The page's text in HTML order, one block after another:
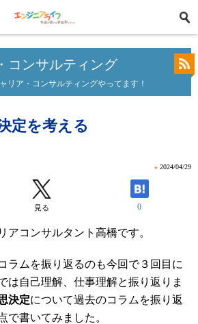
コンサルティング
リア・コンサルティングやってます！
定を考える
» 2024/04/29
見る 0
コンサルタント高橋です。
ラムを振り返るのも今回で３回目に
は自己理解、仕事理解と振り返りま
決定について過去のコラムを振り返
で書いてみました。